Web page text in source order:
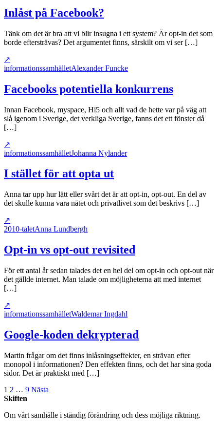
Inlåst på Facebook?
Tänk om det är bra att vi blir insugna i ett system? Är opt-in det som
borde eftersträvas? Det argumentet finns, särskilt om vi ser […]
↗
informationssamhälletAlexander Funcke
Facebooks potentiella konkurrens
Innan Facebook, myspace, Hi5 och allt vad de hette var på väg att
slå igenom i Sverige, det verkliga Sverige, fanns det ett fönster då
[…]
↗
informationssamhälletJohanna Nylander
I stället för att opta ut
Anna tar upp hur lätt eller svårt det är att opt-in, opt-out. En del av
det skulle kunna vara nätet och privatlivet som det beskrivs […]
↗
2010-taletAnna Lundbergh
Opt-in vs opt-out revisited
För ett antal år sedan talades det en hel del om opt-in och opt-out när
det gällde internet. Man talade om möjligheterna att med internet
[…]
↗
informationssamhälletWaldemar Ingdahl
Google-koden dekrypterad
Martin frågar om det finns inlåsningseffekter, en strävan efter
monopol i informationen? Den effekten finns, och det har sina goda
sidor. Det är praktiskt med […]
Sidnumrering
för
inlägg
1 2 … 9 Nästa
Skiften
Om vårt samhälle i ständig förändring och dess möjliga riktning.